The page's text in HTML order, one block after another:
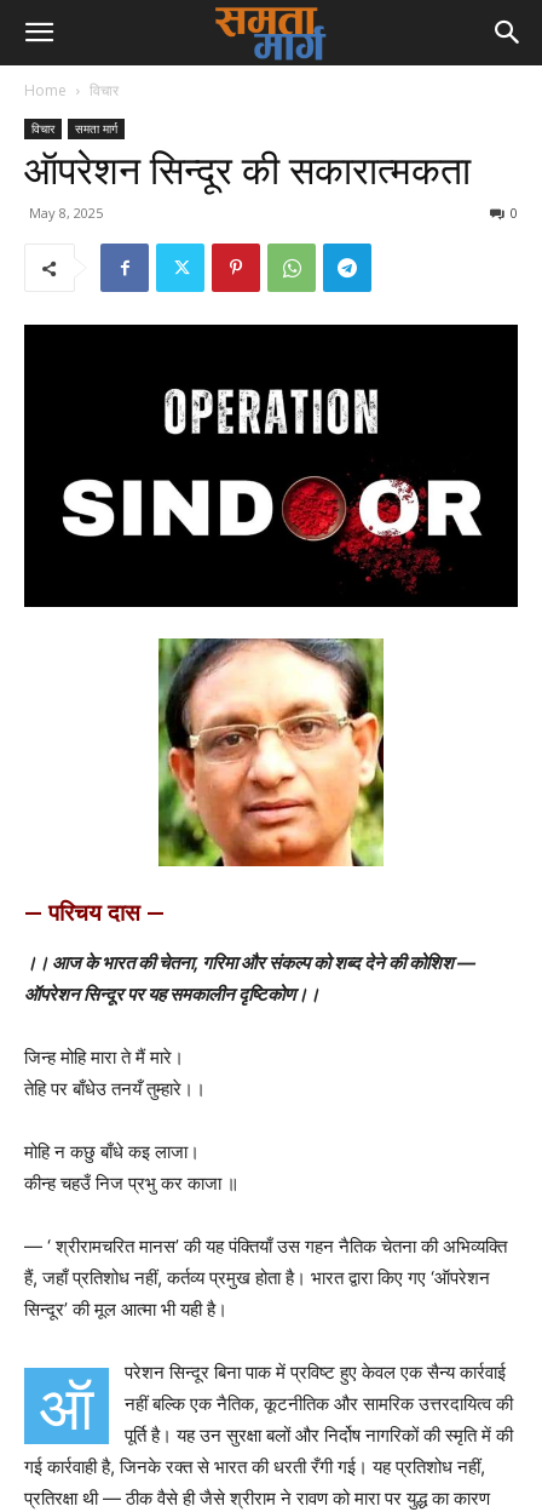
Home विचार
विचार समता मार्ग
ऑपरेशन सिन्दूर की सकारात्मकता
May 8, 2025 0
— परिचय दास —
।। आज के भारत की चेतना, गरिमा और संकल्प को शब्द देने की कोशिश —
ऑपरेशन सिन्दूर पर यह समकालीन दृष्टिकोण।।
जिन्ह मोहि मारा ते मैं मारे।
तेहि पर बाँधेउ तनयँ तुम्हारे।।
मोहि न कछु बाँधे कइ लाजा।
कीन्ह चहउँ निज प्रभु कर काजा ॥
— ‘ श्रीरामचरित मानस’ की यह पंक्तियाँ उस गहन नैतिक चेतना की अभिव्यक्ति
हैं, जहाँ प्रतिशोध नहीं, कर्तव्य प्रमुख होता है। भारत द्वारा किए गए ‘ऑपरेशन
सिन्दूर’ की मूल आत्मा भी यही है।
ऑ
परेशन सिन्दूर बिना पाक में प्रविष्ट हुए केवल एक सैन्य कार्रवाई
नहीं बल्कि एक नैतिक, कूटनीतिक और सामरिक उत्तरदायित्व की
पूर्ति है। यह उन सुरक्षा बलों और निर्दोष नागरिकों की स्मृति में की
गई कार्रवाही है, जिनके रक्त से भारत की धरती रँगी गई। यह प्रतिशोध नहीं,
प्रतिरक्षा थी — ठीक वैसे ही जैसे श्रीराम ने रावण को मारा पर युद्ध का कारण